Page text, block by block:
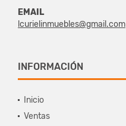
EMAIL
lcurielinmuebles@gmail.com
INFORMACIÓN
Inicio
Ventas